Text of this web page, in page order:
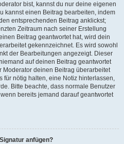
bist, kannst du nur deine eigenen
kannst einen Beitrag bearbeiten, indem
entsprechenden Beitrag anklickst;
Zeitraum nach seiner Erstellung
Beitrag geantwortet hat, wird dein
gekennzeichnet. Es wird sowohl
der Bearbeitungen angezeigt. Dieser
auf deinen Beitrag geantwortet
Moderator deinen Beitrag überarbeitet
für nötig halten, eine Notiz hinterlassen,
Bitte beachte, dass normale Benutzer
bereits jemand darauf geantwortet
anfügen?